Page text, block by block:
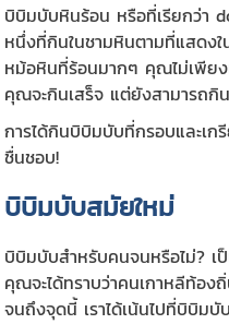
บิบิมบับหินร้อน หรือที่เรียกว่า
หนึ่งที่กินในชามหินตามที่แสด
หม้อหินที่ร้อนมากๆ คุณไม่เพียง
คุณจะกินเสร็จ แต่ยังสามารถ
การได้กินบิบิมบับที่กรอบและเ
ชื่นชอบ!
บิบิมบับสมัยใหม่
บิบิมบับสำหรับคนจนหรือไม่? เ
คุณจะได้ทราบว่าคนเกาหลีท้อง
จนถึงจุดนี้ เราได้เน้นไปที่บิบิมบั